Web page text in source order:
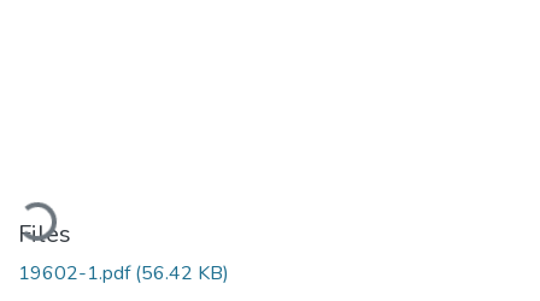
Files
19602-1.pdf(56.42 KB)